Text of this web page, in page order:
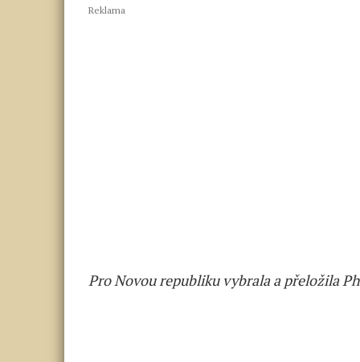
Reklama
Pro Novou republiku vybrala a přeložila